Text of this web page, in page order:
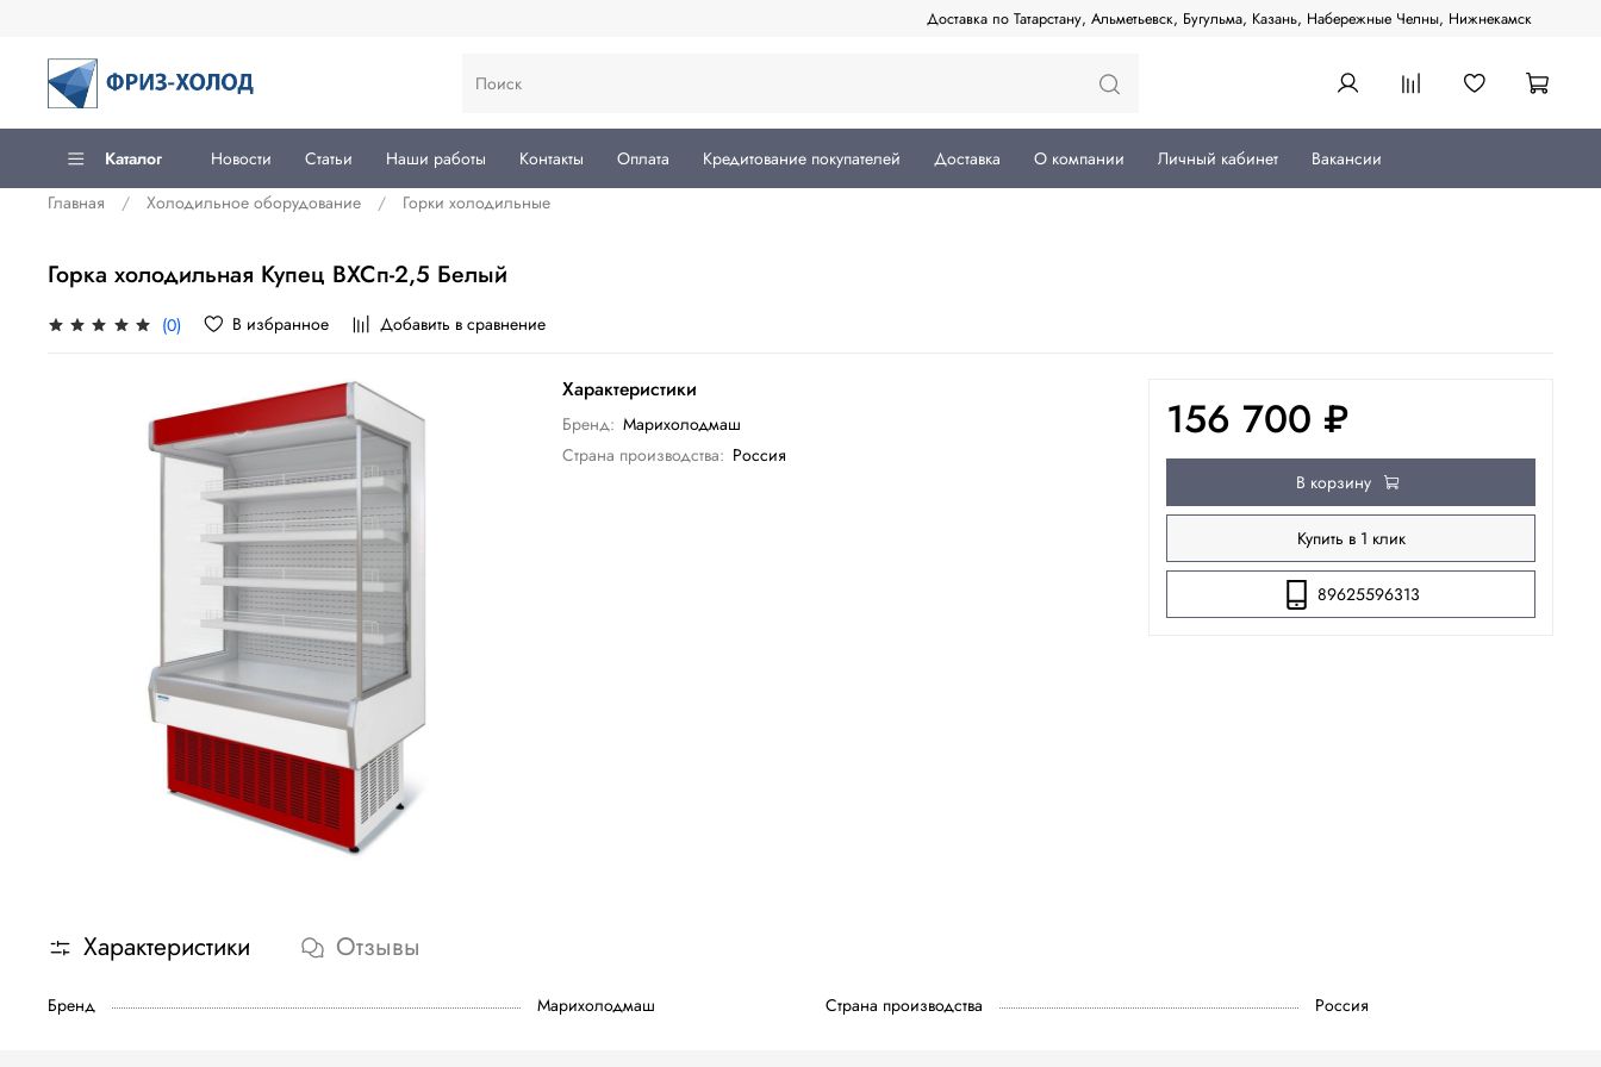
Доставка по Татарстану, Альметьевск, Бугульма, Казань, Набережные Челны, Нижнекамск
Каталог Новости Статьи Наши работы Контакты Оплата Кредитование покупателей Доставка О компании Личный кабинет
Вакансии
Главная
Холодильное оборудование Горки холодильные
Горка холодильная Купец ВХСп-2,5 Белый
(0) В избранное Добавить в сравнение
Характеристики
Бренд: Марихолодмаш
Страна производства: Россия
156 700 ₽
В корзину
Купить в 1 клик
89625596313
Характеристики Отзывы
Бренд Марихолодмаш Страна производства Россия